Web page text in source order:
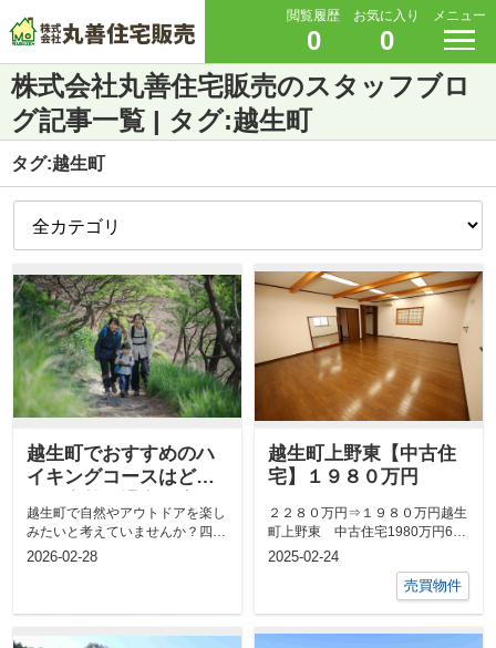
閲覧履歴
0
お気に入り
0
メニュー
株式会社丸善住宅販売のスタッフブロ
グ記事一覧 | タグ:越生町
タグ:越生町
越生町でおすすめのハ
イキングコースはど
み方も紹介
越生町で自然やアウトドアを楽し
みたいと考えていませんか？四季
折々の美しい風景や気軽に歩ける
2026-02-28
越生町上野東【中古住
宅】１９８０万円
２２８０万円⇒１９８０万円越生
町上野東 中古住宅1980万円6Ｌ
ＤＫ埼玉県入間郡越生町上野東３
2025-02-24
売買物件